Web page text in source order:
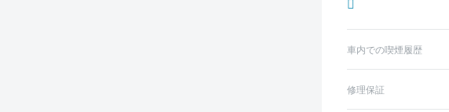
車内での喫煙履歴
修理保証